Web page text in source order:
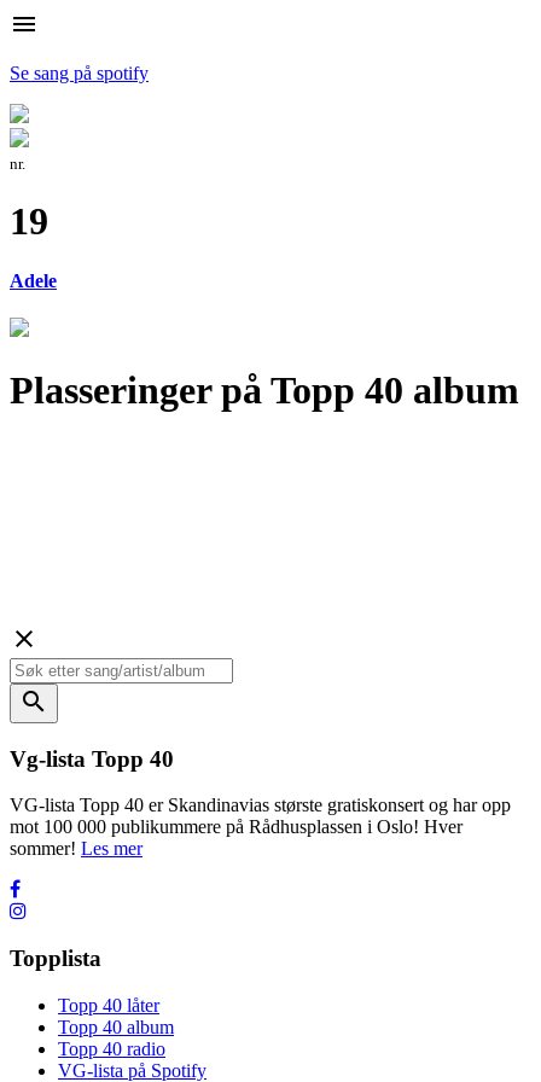
menu
Se sang på spotify
nr.
19
Adele
Plasseringer på Topp 40 album
close
search
Vg-lista Topp 40
VG-lista Topp 40 er Skandinavias største gratiskonsert og har opp
mot 100 000 publikummere på Rådhusplassen i Oslo! Hver
sommer! Les mer
Topplista
Topp 40 låter
Topp 40 album
Topp 40 radio
VG-lista på Spotify